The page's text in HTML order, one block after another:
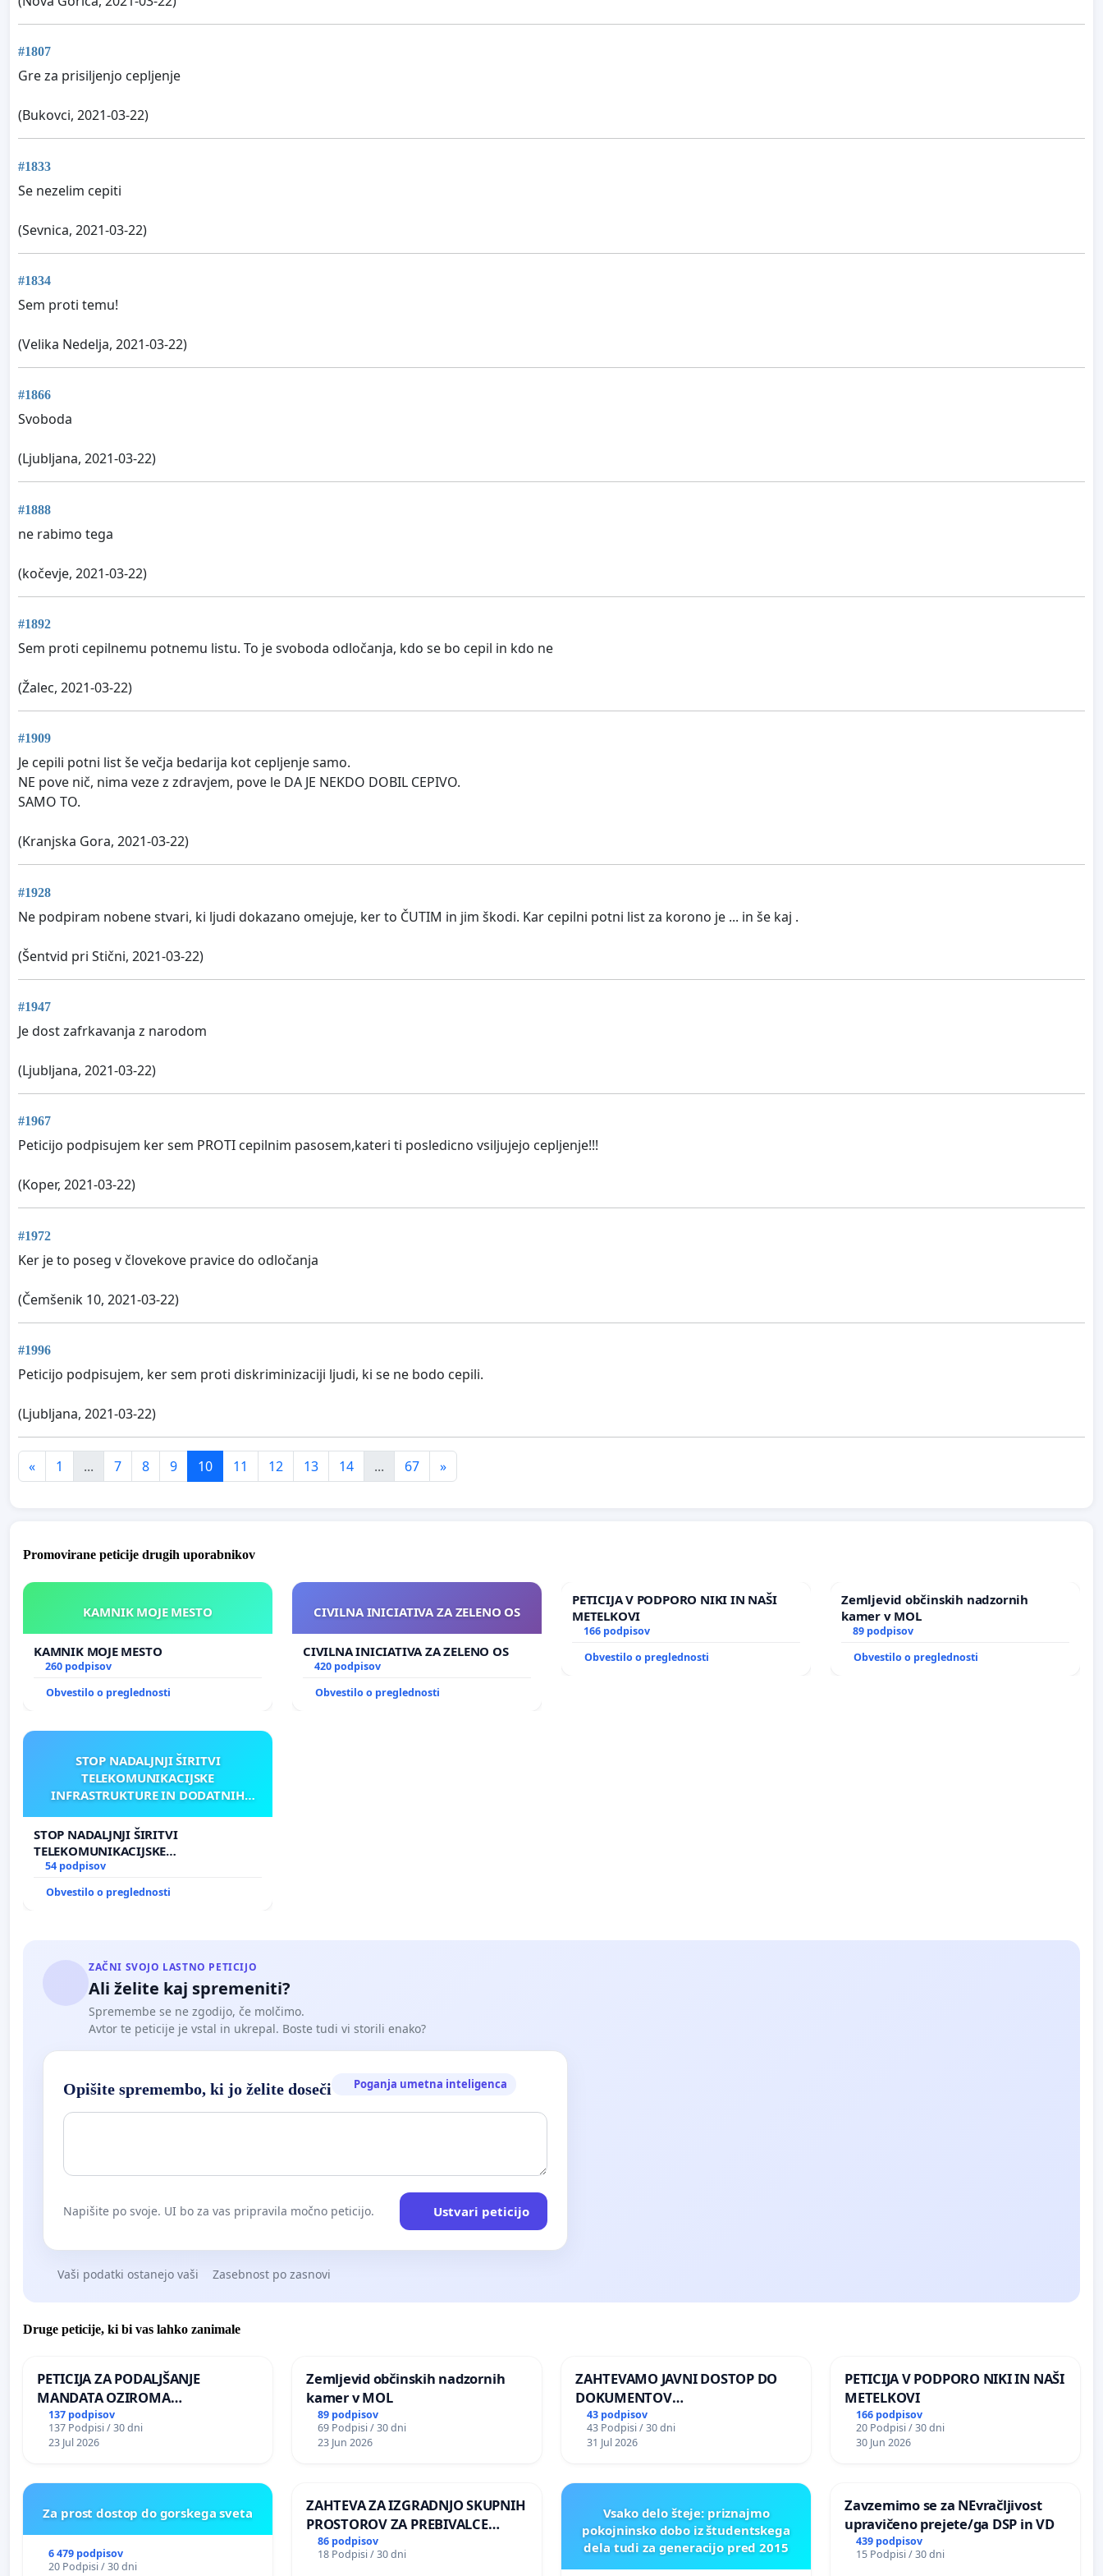
#1807
Gre za prisiljenjo cepljenje
(Bukovci, 2021-03-22)
#1833
Se nezelim cepiti
(Sevnica, 2021-03-22)
#1834
Sem proti temu!
(Velika Nedelja, 2021-03-22)
#1866
Svoboda
(Ljubljana, 2021-03-22)
#1888
ne rabimo tega
(kočevje, 2021-03-22)
#1892
Sem proti cepilnemu potnemu listu. To je svoboda odločanja, kdo se bo cepil in kdo ne
(Žalec, 2021-03-22)
#1909
Je cepili potni list še večja bedarija kot cepljenje samo.
NE pove nič, nima veze z zdravjem, pove le DA JE NEKDO DOBIL CEPIVO.
SAMO TO.
(Kranjska Gora, 2021-03-22)
#1928
Ne podpiram nobene stvari, ki ljudi dokazano omejuje, ker to ČUTIM in jim škodi. Kar cepilni potni list za korono je ... in še kaj .
(Šentvid pri Stični, 2021-03-22)
#1947
Je dost zafrkavanja z narodom
(Ljubljana, 2021-03-22)
#1967
Peticijo podpisujem ker sem PROTI cepilnim pasosem,kateri ti posledicno vsiljujejo cepljenje!!!
(Koper, 2021-03-22)
#1972
Ker je to poseg v človekove pravice do odločanja
(Čemšenik 10, 2021-03-22)
#1996
Peticijo podpisujem, ker sem proti diskriminizaciji ljudi, ki se ne bodo cepili.
(Ljubljana, 2021-03-22)
« 1 ... 7 8 9 10 11 12 13 14 ... 67 »
Promovirane peticije drugih uporabnikov
KAMNIK MOJE MESTO
KAMNIK MOJE MESTO
260 podpisov
Obvestilo o preglednosti
CIVILNA INICIATIVA ZA ZELENO OS
CIVILNA INICIATIVA ZA ZELENO OS
420 podpisov
Obvestilo o preglednosti
PETICIJA V PODPORO NIKI IN NAŠI
METELKOVI
166 podpisov
Obvestilo o preglednosti
Zemljevid občinskih nadzornih
kamer v MOL
89 podpisov
Obvestilo o preglednosti
STOP NADALJNJI ŠIRITVI
TELEKOMUNIKACIJSKE
INFRASTRUKTURE IN DODATNIH
STOP NADALJNJI ŠIRITVI
TELEKOMUNIKACIJSKE
INFRASTRUKTURE IN DODATNIH
ANTEN V GRADIŠČAKU
54 podpisov
Obvestilo o preglednosti
ZAČNI SVOJO LASTNO PETICIJO
Ali želite kaj spremeniti?
Spremembe se ne zgodijo, če molčimo.
Avtor te peticije je vstal in ukrepal. Boste tudi vi storili enako?
Opišite spremembo, ki jo želite doseči Poganja umetna inteligenca
Napišite po svoje. UI bo za vas pripravila močno peticijo. Ustvari peticijo
Vaši podatki ostanejo vaši Zasebnost po zasnovi
Druge peticije, ki bi vas lahko zanimale
PETICIJA ZA PODALJŠANJE
MANDATA OZIROMA
ČIMPREJŠNJO PONOVNO
NAPOTITEV GOSPODA BERNARDA
ŠRAJNERJA NA VELEPOSLANIŠTVO
137 podpisov
137 Podpisi / 30 dni
23 Jul 2026
Zemljevid občinskih nadzornih
kamer v MOL
89 podpisov
69 Podpisi / 30 dni
23 Jun 2026
ZAHTEVAMO JAVNI DOSTOP DO
DOKUMENTOV
PARLAMENTARNIH
PREISKOVALNIH KOMISIJ O
ILEGALNI TRGOVINI Z OROŽJEM
43 podpisov
43 Podpisi / 30 dni
31 Jul 2026
PETICIJA V PODPORO NIKI IN NAŠI
METELKOVI
166 podpisov
20 Podpisi / 30 dni
30 Jun 2026
Za prost dostop do gorskega sveta
6 479 podpisov
20 Podpisi / 30 dni
ZAHTEVA ZA IZGRADNJO SKUPNIH
PROSTOROV ZA PREBIVALCE
KRAJEVNE SKUPNOSTI
PRESTRANEK
86 podpisov
18 Podpisi / 30 dni
Vsako delo šteje: priznajmo
pokojninsko dobo iz študentskega
dela tudi za generacijo pred 2015
Zavzemimo se za NEvračljivost
upravičeno prejete/ga DSP in VD
439 podpisov
15 Podpisi / 30 dni